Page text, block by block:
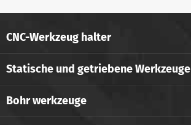
CNC-Werkzeug halter
Statische und getriebene Werkzeuge
Bohr werkzeuge